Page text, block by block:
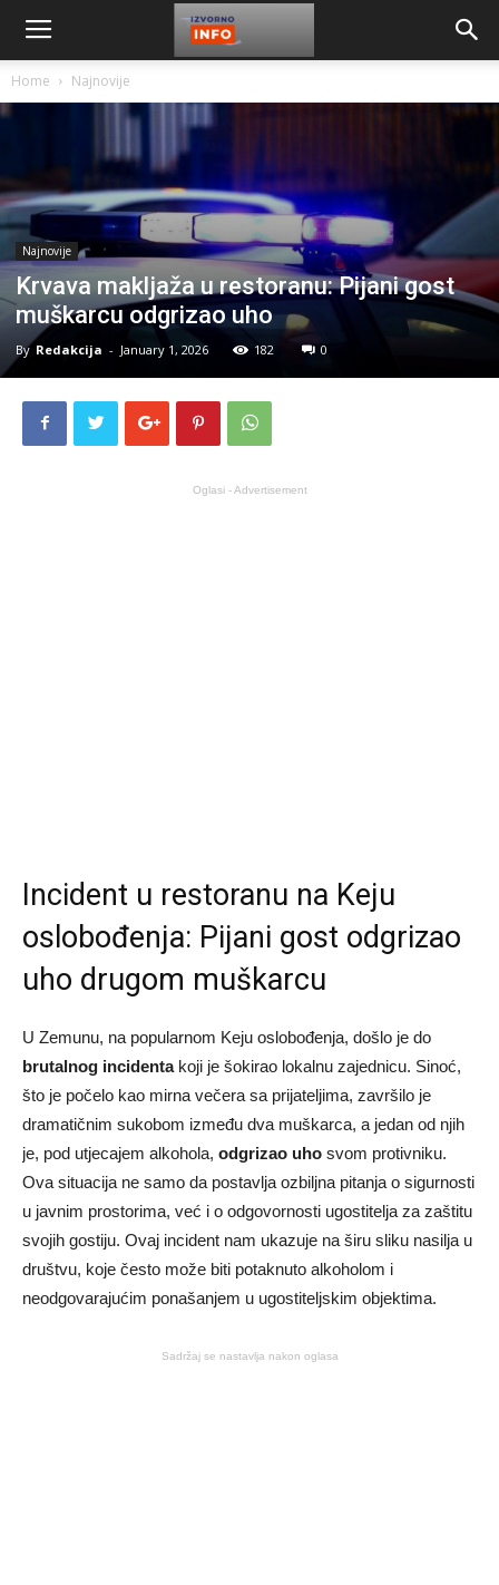
Home Najnovije
Najnovije
Krvava makljaža u restoranu: Pijani gost
muškarcu odgrizao uho
By Redakcija - January 1, 2026 182 0
Oglasi - Advertisement
Incident u restoranu na Keju
oslobođenja: Pijani gost odgrizao
uho drugom muškarcu
U Zemunu, na popularnom Keju oslobođenja, došlo je do
brutalnog incidentakoji je šokirao lokalnu zajednicu. Sinoć,
što je počelo kao mirna večera sa prijateljima, završilo je
dramatičnim sukobom između dva muškarca, a jedan od njih
je, pod utjecajem alkohola, odgrizao uho svom protivniku.
Ova situacija ne samo da postavlja ozbiljna pitanja o sigurnosti
u javnim prostorima, već i o odgovornosti ugostitelja za zaštitu
svojih gostiju. Ovaj incident nam ukazuje na širu sliku nasilja u
društvu, koje često može biti potaknuto alkoholom i
neodgovarajućim ponašanjem u ugostiteljskim objektima.
Sadržaj se nastavlja nakon oglasa